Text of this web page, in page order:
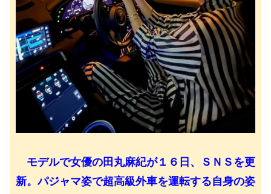
モデルで女優の田丸麻紀が１６日、ＳＮＳを更
新。パジャマ姿で超高級外車を運転する自身の姿